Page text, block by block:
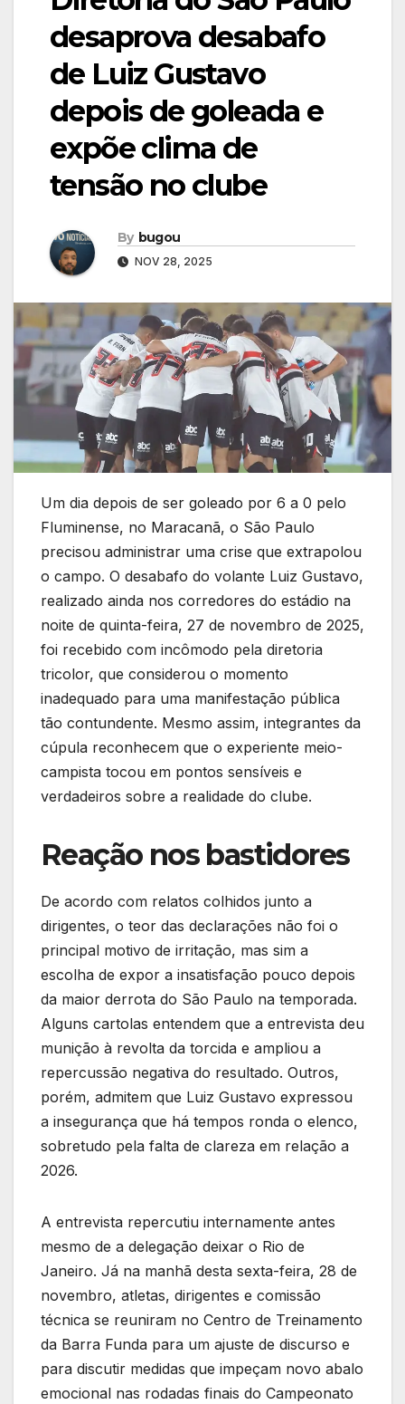
desaprova desabafo
de Luiz Gustavo
depois de goleada e
expõe clima de
tensão no clube
By bugou
NOV 28, 2025
Um dia depois de ser goleado por 6 a 0 pelo
Fluminense, no Maracanã, o São Paulo
precisou administrar uma crise que extrapolou
o campo. O desabafo do volante Luiz Gustavo,
realizado ainda nos corredores do estádio na
noite de quinta-feira, 27 de novembro de 2025,
foi recebido com incômodo pela diretoria
tricolor, que considerou o momento
inadequado para uma manifestação pública
tão contundente. Mesmo assim, integrantes da
cúpula reconhecem que o experiente meio-
campista tocou em pontos sensíveis e
verdadeiros sobre a realidade do clube.
Reação nos bastidores
De acordo com relatos colhidos junto a
dirigentes, o teor das declarações não foi o
principal motivo de irritação, mas sim a
escolha de expor a insatisfação pouco depois
da maior derrota do São Paulo na temporada.
Alguns cartolas entendem que a entrevista deu
munição à revolta da torcida e ampliou a
repercussão negativa do resultado. Outros,
porém, admitem que Luiz Gustavo expressou
a insegurança que há tempos ronda o elenco,
sobretudo pela falta de clareza em relação a
2026.
A entrevista repercutiu internamente antes
mesmo de a delegação deixar o Rio de
Janeiro. Já na manhã desta sexta-feira, 28 de
novembro, atletas, dirigentes e comissão
técnica se reuniram no Centro de Treinamento
da Barra Funda para um ajuste de discurso e
para discutir medidas que impeçam novo abalo
emocional nas rodadas finais do Campeonato